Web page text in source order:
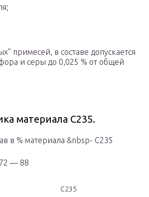
примесей, в составе допускается
и серы до 0,025 % от общей
материала С235.
в % материала &nbsp- С235
— 88
С235